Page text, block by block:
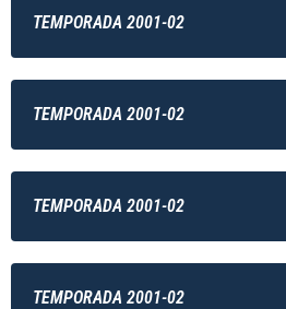
TEMPORADA 2001-02
TEMPORADA 2001-02
TEMPORADA 2001-02
TEMPORADA 2001-02